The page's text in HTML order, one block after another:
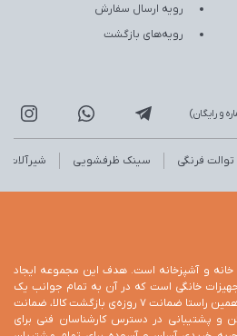
رویه ارسال سفارش
رویه‌های بازگشت
توالت فرنگی سینک ظرفشویی شیرآلات
خانه و آشپزخانه است. هدف این مجموعه ایجاد
خانگی است که در آن به تمام جوانب یک
خرید مطمئن توجه شده باشد. در همین راستا ضمانت 7 روزه‌ی بازگشت کالا، ضمانت
و پشتیبانی در دسترس کارشناسان فنی برای